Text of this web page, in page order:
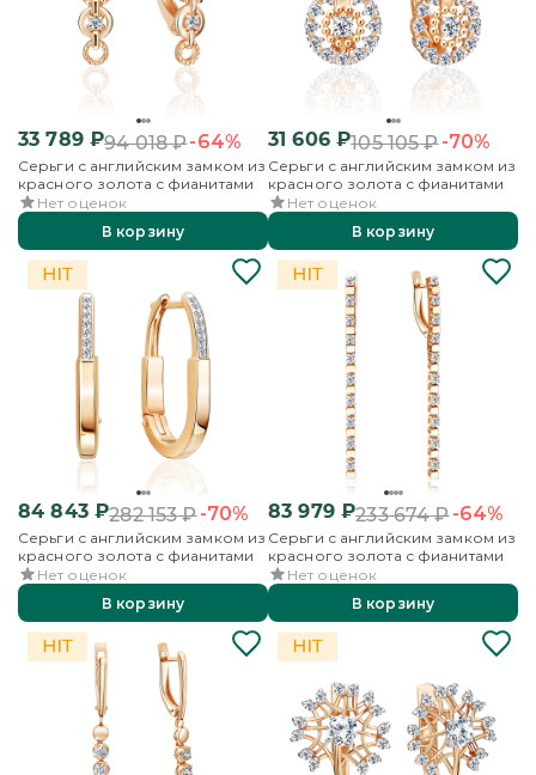
33 789₽94 018₽-64%
Серьги с английским замком из
красного золота с фианитами
Нет оценок
В корзину
31 606₽105 105₽-70%
Серьги с английским замком из
красного золота с фианитами
Нет оценок
В корзину
84 843₽282 153₽-70%
Серьги с английским замком из
красного золота с фианитами
Нет оценок
В корзину
83 979₽233 674₽-64%
Серьги с английским замком из
красного золота с фианитами
Нет оценок
В корзину